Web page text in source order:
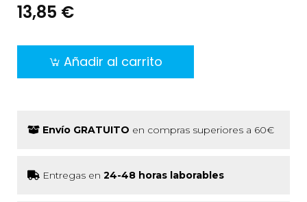
13,85 €
Añadir al carrito
Envío GRATUITO en compras superiores a 60€
Entregas en 24-48 horas laborables